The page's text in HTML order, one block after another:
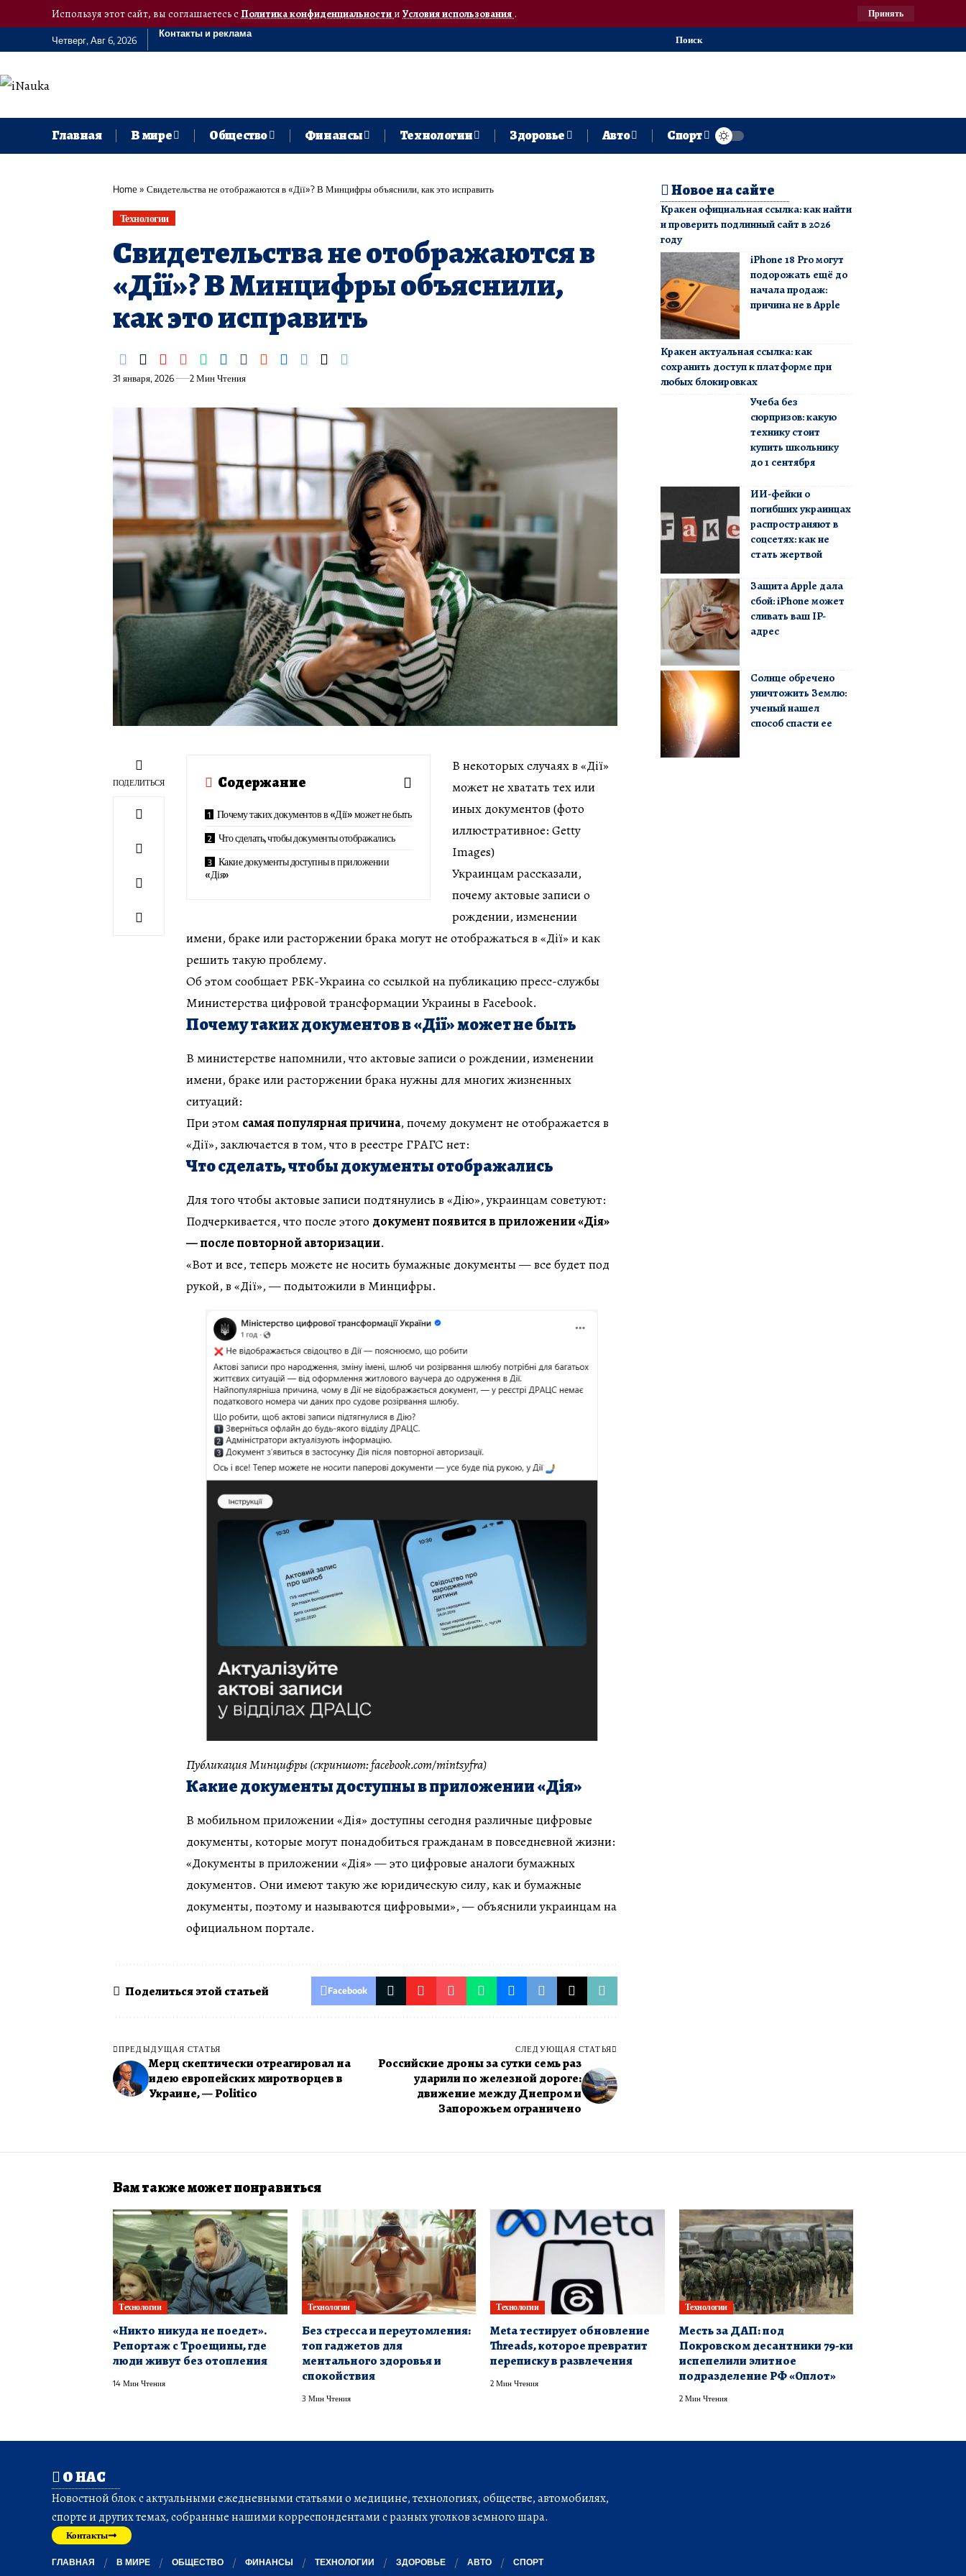
Используя этот сайт, вы соглашаетесь сПолитика конфиденциальностии Условия использования. Принять
Четверг, Авг 6, 2026
Контакты и реклама
Поиск
Главная В мире Общество Финансы Технологии Здоровье Авто Спорт
Home» Свидетельства не отображаются в «Дії»? В Минцифры объяснили, как это исправить
Технологии
Свидетельства не отображаются в
«Дії»? В Минцифры объяснили,
как это исправить
31 января, 2026 2 Мин Чтения
ПОДЕЛИТЬСЯ Содержание
Почему таких документов в «Дії» может не быть
Что сделать, чтобы документы отображались
Какие документы доступны в приложении
«Дія»
В некоторых случаях в «Дії»
может не хватать тех или
иных документов (фото
иллюстративное: Getty
Images)
Украинцам рассказали,
почему актовые записи о
рождении, изменении
имени, браке или расторжении брака могут не отображаться в «Дії» и как
решить такую проблему.
Об этом сообщает РБК-Украина со ссылкой на публикацию пресс-службы
Министерства цифровой трансформации Украины в Facebook.
Почему таких документов в «Дії» может не быть
В министерстве напомнили, что актовые записи о рождении, изменении
имени, браке или расторжении брака нужны для многих жизненных
ситуаций:
При этом самая популярная причина, почему документ не отображается в
«Дії», заключается в том, что в реестре ГРАГС нет:
Что сделать, чтобы документы отображались
Для того чтобы актовые записи подтянулись в «Дію», украинцам советуют:
Подчеркивается, что после этого документ появится в приложении «Дія»
— после повторной авторизации.
«Вот и все, теперь можете не носить бумажные документы — все будет под
рукой, в «Дії», — подытожили в Минцифры.
Публикация Минцифры (скриншот: facebook.com/mintsyfra)
Какие документы доступны в приложении «Дія»
В мобильном приложении «Дія» доступны сегодня различные цифровые
документы, которые могут понадобиться гражданам в повседневной жизни:
«Документы в приложении «Дія» — это цифровые аналоги бумажных
документов. Они имеют такую же юридическую силу, как и бумажные
документы, поэтому и называются цифровыми», — объяснили украинцам на
официальном портале.
Поделиться этой статьей Facebook
ПРЕДЫДУЩАЯ СТАТЬЯ
Мерц скептически отреагировал на
идею европейских миротворцев в
Украине, — Politico
СЛЕДУЮЩАЯ СТАТЬЯ
Российские дроны за сутки семь раз
ударили по железной дороге:
движение между Днепром и
Запорожьем ограничено
Новое на сайте
Кракен официальная ссылка: как найти
и проверить подлинный сайт в 2026
году
iPhone 18 Pro могут
подорожать ещё до
начала продаж:
причина не в Apple
Кракен актуальная ссылка: как
сохранить доступ к платформе при
любых блокировках
Учеба без
сюрпризов: какую
технику стоит
купить школьнику
до 1 сентября
ИИ-фейки о
погибших украинцах
распространяют в
соцсетях: как не
стать жертвой
Защита Apple дала
сбой: iPhone может
сливать ваш IP-
адрес
Солнце обречено
уничтожить Землю:
ученый нашел
способ спасти ее
Вам также может понравиться
Технологии
«Никто никуда не поедет».
Репортаж с Троещины, где
люди живут без отопления
14 Мин Чтения
Технологии
Без стресса и переутомления:
топ гаджетов для
ментального здоровья и
спокойствия
3 Мин Чтения
Технологии
Meta тестирует обновление
Threads, которое превратит
переписку в развлечения
2 Мин Чтения
Технологии
Месть за ДАП: под
Покровском десантники 79-ки
испепелили элитное
подразделение РФ «Оплот»
2 Мин Чтения
О НАС
Новостной блок с актуальными ежедневными статьями о медицине, технологиях, обществе, автомобилях,
спорте и других темах, собранные нашими корреспондентами с разных уголков земного шара.
Контакты
ГЛАВНАЯ В МИРЕ ОБЩЕСТВО ФИНАНСЫ ТЕХНОЛОГИИ ЗДОРОВЬЕ АВТО СПОРТ